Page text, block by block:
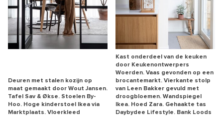
Deuren met stalen kozijn op
maat gemaakt door Wout Jansen.
Tafel Sav & Økse. Stoelen By-
Hoo. Hoge kinderstoel Ikea via
Marktplaats. Vloerkleed
Kast onderdeel van de keuken
door Keukenontwerpers
Woerden. Vaas gevonden op een
brocantemarkt. Vierkante stolp
van Leen Bakker gevuld met
droogbloemen. Wandspiegel
Ikea. Hoed Zara. Gehaakte tas
Daybydee Lifestyle. Bank Loods